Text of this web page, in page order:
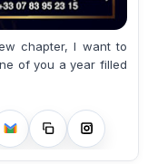
chapter, I want to
of you a year filled